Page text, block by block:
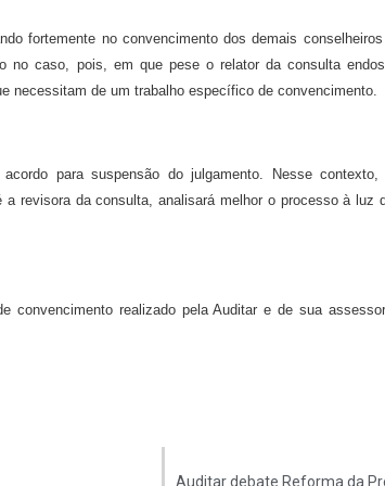
fortemente no convencimento dos demais
no caso, pois, em que pese o relator da consulta
necessitam de um trabalho específico de convencimento.
para suspensão do julgamento. Nesse
a revisora da consulta, analisará melhor o processo à luz
convencimento realizado pela Auditar e de sua